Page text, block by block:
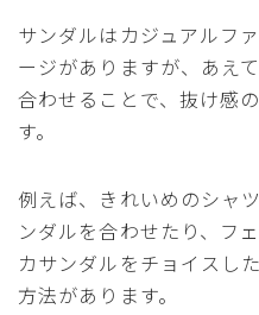
サンダルはカジュアルフ
ージがありますが、あえ
合わせることで、抜け感
す。
例えば、きれいめのシャ
ンダルを合わせたり、フ
カサンダルをチョイスし
方法があります。